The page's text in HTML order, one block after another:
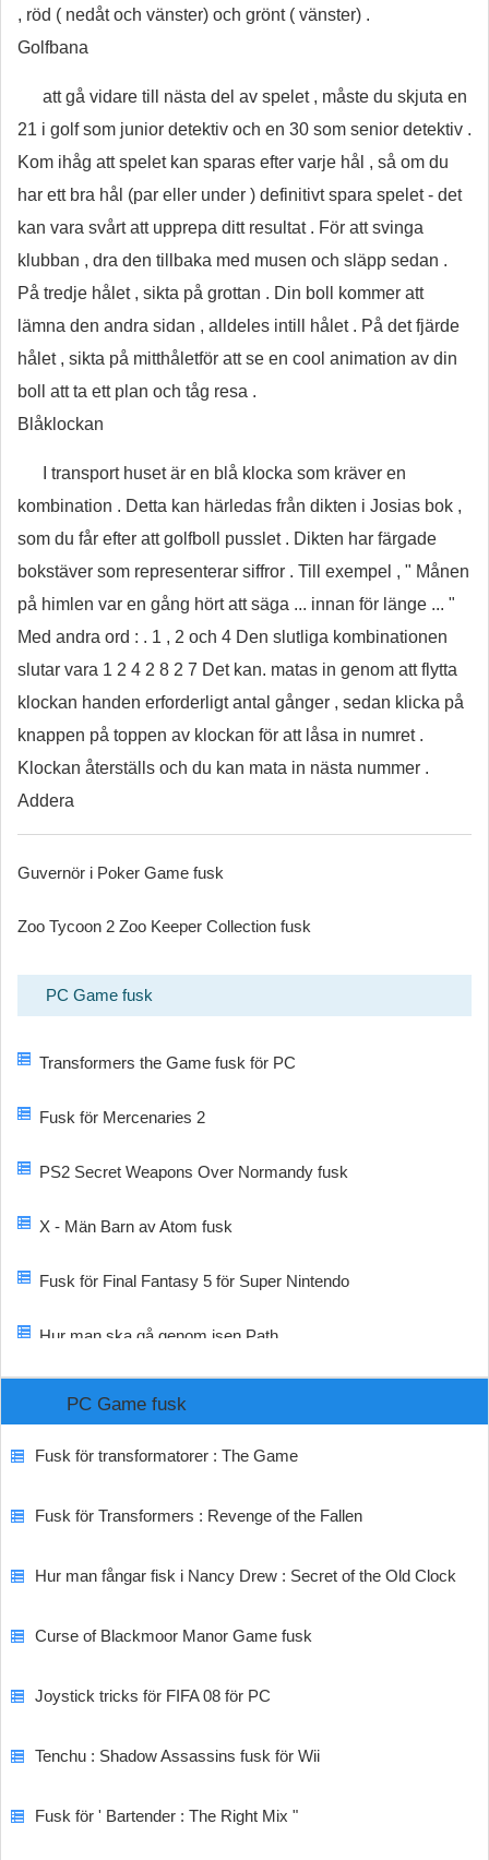
, röd ( nedåt och vänster) och grönt ( vänster) .
Golfbana
att gå vidare till nästa del av spelet , måste du skjuta en
21 i golf som junior detektiv och en 30 som senior detektiv .
Kom ihåg att spelet kan sparas efter varje hål , så om du
har ett bra hål (par eller under ) definitivt spara spelet - det
kan vara svårt att upprepa ditt resultat . För att svinga
klubban , dra den tillbaka med musen och släpp sedan .
På tredje hålet , sikta på grottan . Din boll kommer att
lämna den andra sidan , alldeles intill hålet . På det fjärde
hålet , sikta på mitthåletför att se en cool animation av din
boll att ta ett plan och tåg resa .
Blåklockan
I transport huset är en blå klocka som kräver en
kombination . Detta kan härledas från dikten i Josias bok ,
som du får efter att golfboll pusslet . Dikten har färgade
bokstäver som representerar siffror . Till exempel , " Månen
på himlen var en gång hört att säga ... innan för länge ... "
Med andra ord : . 1 , 2 och 4 Den slutliga kombinationen
slutar vara 1 2 4 2 8 2 7 Det kan. matas in genom att flytta
klockan handen erforderligt antal gånger , sedan klicka på
knappen på toppen av klockan för att låsa in numret .
Klockan återställs och du kan mata in nästa nummer .
Addera
Guvernör i Poker Game fusk
Zoo Tycoon 2 Zoo Keeper Collection fusk
PC Game fusk
Transformers the Game fusk för PC
Fusk för Mercenaries 2
PS2 Secret Weapons Over Normandy fusk
X - Män Barn av Atom fusk
Fusk för Final Fantasy 5 för Super Nintendo
Hur man ska gå genom isen Path
PC Game fusk
Fusk för transformatorer : The Game
Fusk för Transformers : Revenge of the Fallen
Hur man fångar fisk i Nancy Drew : Secret of the Old Clock
Curse of Blackmoor Manor Game fusk
Joystick tricks för FIFA 08 för PC
Tenchu ​​: Shadow Assassins fusk för Wii
Fusk för ' Bartender : The Right Mix "